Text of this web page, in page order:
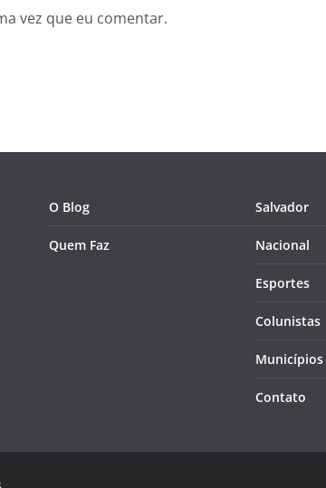
vez que eu comentar.
O Blog
Quem Faz
Salvador
Nacional
Esportes
Colunistas
Municípios
Contato